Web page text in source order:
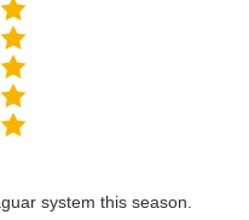
system this season.